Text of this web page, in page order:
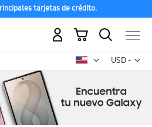
tarjetas de crédito.
USD -
dólar
Mi carrito